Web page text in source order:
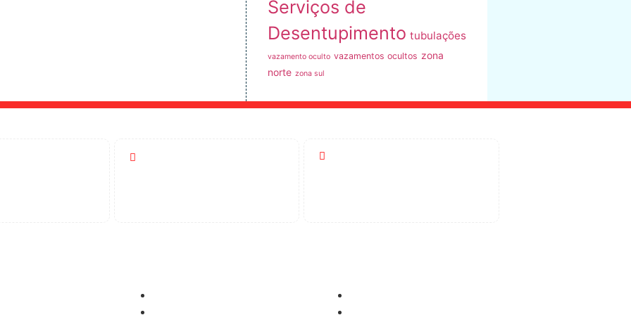
Serviços de
Desentupimento tubulações
vazamento oculto vazamentos ocultos zona
norte zona sul